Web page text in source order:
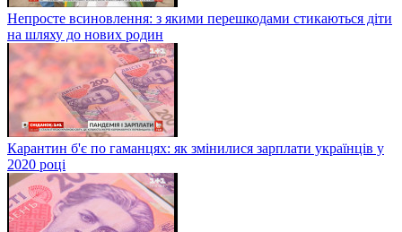
Непросте всиновлення: з якими перешкодами стикаються діти
на шляху до нових родин
Карантин б'є по гаманцях: як змінилися зарплати українців у
2020 році